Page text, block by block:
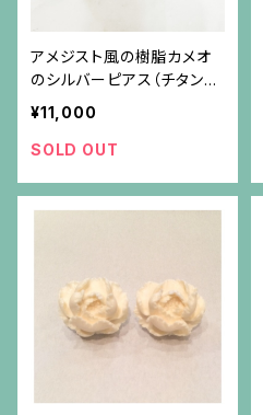
アメジスト風の樹脂カメオ
のシルバーピアス（チタンポ
スト）
¥11,000
SOLD OUT